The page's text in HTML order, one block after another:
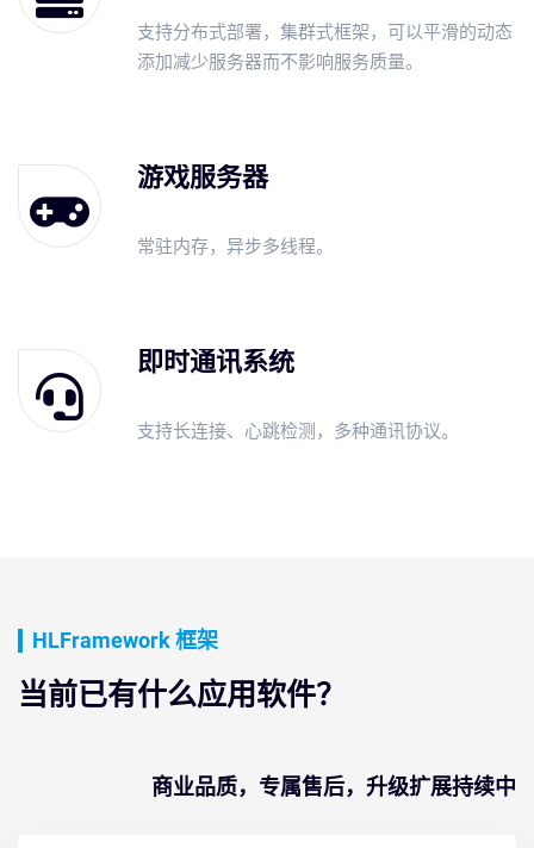
支持分布式部署，集群式框架，可以平滑的动态
添加减少服务器而不影响服务质量。
游戏服务器
常驻内存，异步多线程。
即时通讯系统
支持长连接、心跳检测，多种通讯协议。
HLFramework 框架
当前已有什么应用软件？
商业品质，专属售后，升级扩展持续中